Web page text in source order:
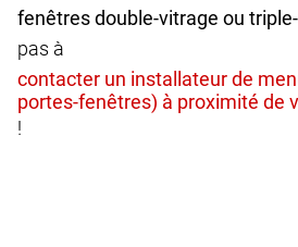
fenêtres double-vitrage ou
pas à
!